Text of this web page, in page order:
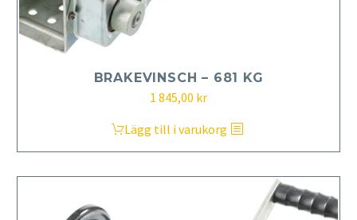
BRAKEVINSCH – 681 KG
1 845,00 kr
Lägg till i varukorg